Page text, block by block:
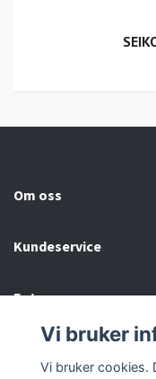
Om oss
Kundeservice
Fotmeny
Vi bruker
Vi bruker cookies.